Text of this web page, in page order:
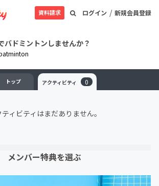
ログイン / 新規会員登録
資料請求
バドミントンしませんか？
トップ アクティビティ 0
ティビティはまだありません。
メンバー特典を選ぶ